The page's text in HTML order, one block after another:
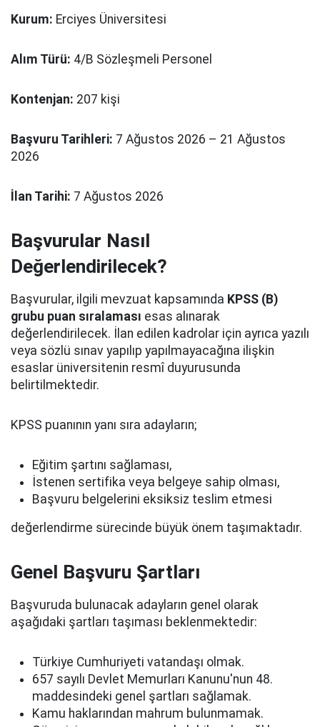
Kurum: Erciyes Üniversitesi
Alım Türü: 4/B Sözleşmeli Personel
Kontenjan: 207 kişi
Başvuru Tarihleri: 7 Ağustos 2026 – 21 Ağustos
2026
İlan Tarihi: 7 Ağustos 2026
Başvurular Nasıl
Değerlendirilecek?
Başvurular, ilgili mevzuat kapsamında KPSS (B)
grubu puan sıralaması esas alınarak
değerlendirilecek. İlan edilen kadrolar için ayrıca yazılı
veya sözlü sınav yapılıp yapılmayacağına ilişkin
esaslar üniversitenin resmî duyurusunda
belirtilmektedir.
KPSS puanının yanı sıra adayların;
Eğitim şartını sağlaması,
İstenen sertifika veya belgeye sahip olması,
Başvuru belgelerini eksiksiz teslim etmesi
değerlendirme sürecinde büyük önem taşımaktadır.
Genel Başvuru Şartları
Başvuruda bulunacak adayların genel olarak
aşağıdaki şartları taşıması beklenmektedir:
Türkiye Cumhuriyeti vatandaşı olmak.
657 sayılı Devlet Memurları Kanunu'nun 48.
maddesindeki genel şartları sağlamak.
Kamu haklarından mahrum bulunmamak.